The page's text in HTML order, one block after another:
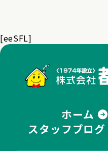
[eeSFL]
ホーム
スタッフブログ